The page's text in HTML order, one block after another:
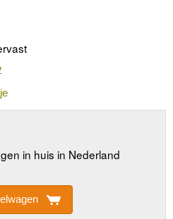
in huis in Nederland